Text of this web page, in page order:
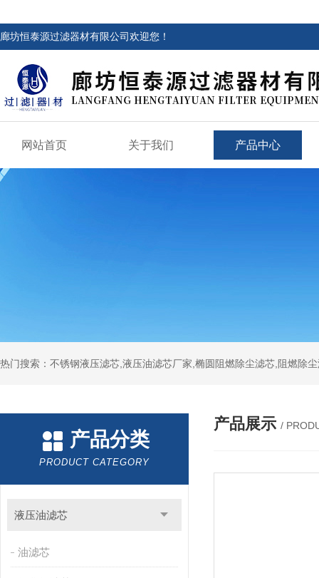
廊坊恒泰源过滤器材有限公司欢迎您！
网站首页 关于我们 产品中心
热门搜索：不锈钢液压滤芯,液压油滤芯厂家,椭圆阻燃除尘滤芯,阻燃除
产品分类
PRODUCT CATEGORY
液压油滤芯
油滤芯
产品展示 /